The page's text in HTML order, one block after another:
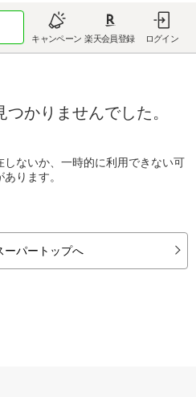
キャンペーン 楽天会員登録 ログイン
かりませんでした。
ないか、一時的に利用できない可
ります。
ーパートップへ